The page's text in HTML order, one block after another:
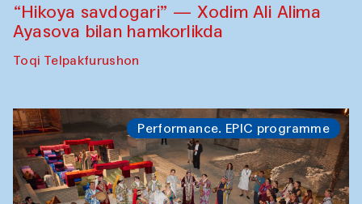
“Hikoya savdogari” — Xodim Ali Alima
Ayasova bilan hamkorlikda
Toqi Telpakfurushon
Performance. EPIC programme